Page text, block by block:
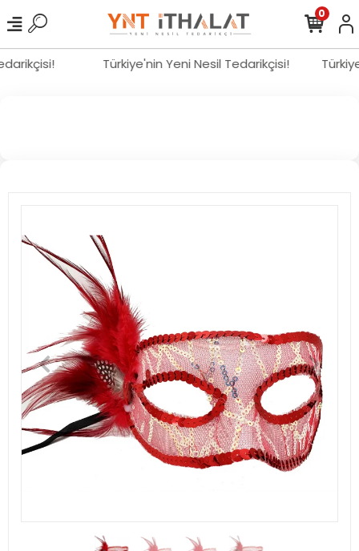
Türkiye'nin Yeni Nesil Tedarikçisi!
0